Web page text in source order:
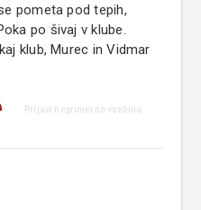
pometa pod tepih,
po šivaj v klube.
klub, Murec in Vidmar
Prijavi neprimerno vsebino